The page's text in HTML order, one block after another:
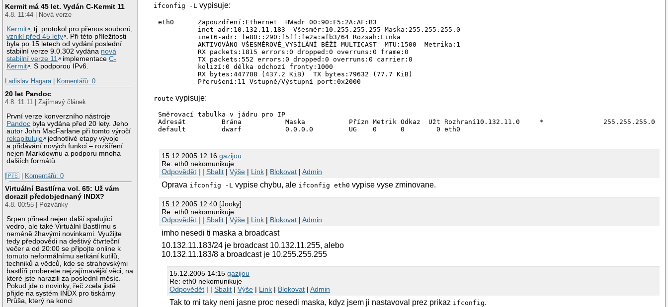
Kermit má 45 let. Vydán C-Kermit 11
4.8. 11:44 | Nová verze
Kermit , tj. protokol pro přenos souborů,
vznikl před 45 lety . Při této příležitosti
byla po 15 letech od vydání poslední
stabilní verze 9.0.302 vydána nová
stabilní verze 11
implementaceC-
Kermit . S podporou IPv6.
Ladislav Hagara | Komentářů: 0
20 let Pandoc
4.8. 11:11 | Zajímavý článek
První verze konverzního nástroje
Pandoc byla vydána před 20 lety. Jeho
autor John MacFarlane při tomto výročí
rekapituluje
jednotlivé etapy vývoje
a přidávání nových funkcí – rozšíření
nejen Markdownu a podporu mnoha
dalších formátů.
|🇵🇸 | Komentářů: 0
Virtuální Bastlírna vol. 65: Už vám
dorazil předobjednaný INDX?
4.8. 00:55 | Pozvánky
Srpen přinesl nejen další spalující
vedro, ale také Virtuální Bastlírnu s
neméně žhavými novinkami. Využijte
tedy předpovědi na deštivý čtvrteční
večer a od 20:00 se připojte online k
tomuto neformálnímu setkání kutilů,
techniků a vědců, kde se strahovskými
bastlíři proberete nejzajímavější věci, na
které jste narazili za poslední měsíc.
Pokud jde o novinky, řeč zcela jistě
přijde na systém INDX pro tiskárny
Průša, který na konci
ifconfig -L vypisuje:
eth0      Zapouzdření:Ethernet  HWadr 00:90:F5:2A:AF:B3
          inet adr:10.132.11.183  Všesměr:10.255.255.255 Maska:255.255.255.0
          inet6-adr: fe80::290:f5ff:fe2a:afb3/64 Rozsah:Linka
          AKTIVOVÁNO VŠESMĚROVÉ_VYSÍLÁNÍ BĚŽÍ MULTICAST  MTU:1500  Metrika:1
          RX packets:1815 errors:0 dropped:0 overruns:0 frame:0
          TX packets:552 errors:0 dropped:0 overruns:0 carrier:0
          kolizí:0 délka odchozí fronty:1000
          RX bytes:447708 (437.2 KiB)  TX bytes:79632 (77.7 KiB)
route vypisuje:
Směrovací tabulka v jádru pro IP
Adresát         Brána           Maska           Přízn Metrik Odkaz  Užt Rozhraní10.132.11.0     *
15.12.2005 12:16gazijou
Re: eth0 nekomunikuje
Odpovědět | |Sbalit |Výše | Link | Blokovat |Admin
Oprava ifconfig -L vypise chybu, ale ifconfig eth0 vypise vyse zminovane.
15.12.2005 12:40 [Jooky]
Re: eth0 nekomunikuje
Odpovědět | |Sbalit |Výše | Link | Blokovat |Admin
imho nesedi ti maska a broadcast
10.132.11.183/24 je broadcast 10.132.11.255, alebo
10.132.11.183/8 a broadcast je 10.255.255.255
15.12.2005 14:15gazijou
Re: eth0 nekomunikuje
Odpovědět | |Sbalit |Výše | Link | Blokovat |Admin
Tak to mi taky neni jasne proc nesedi maska, kdyz jsem ji nastavoval prez prikaz ifconfig.